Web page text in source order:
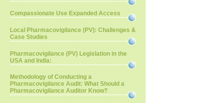
Compassionate Use Expanded Access
Local Pharmacovigilance (PV): Challenges &
Case Studies
Pharmacovigilance (PV) Legislation in the
USA and India:
Methodology of Conducting a
Pharmacovigilance Audit: What Should a
Pharmacovigilance Auditor Know?